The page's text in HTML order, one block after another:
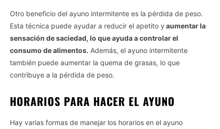
Otro beneficio del ayuno intermitente es la pérdida de peso.
Esta técnica puede ayudar a reducir el apetito y aumentar la
sensación de saciedad, lo que ayuda a controlar el
consumo de alimentos. Además, el ayuno intermitente
también puede aumentar la quema de grasas, lo que
contribuye a la pérdida de peso.
HORARIOS PARA HACER EL AYUNO
Hay varias formas de manejar los horarios en el ayuno